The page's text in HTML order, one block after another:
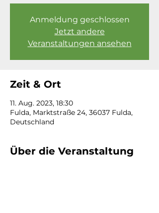
Anmeldung geschlossen
Jetzt andere
Veranstaltungen ansehen
Zeit & Ort
11. Aug. 2023, 18:30
Fulda, Marktstraße 24, 36037 Fulda,
Deutschland
Über die Veranstaltung